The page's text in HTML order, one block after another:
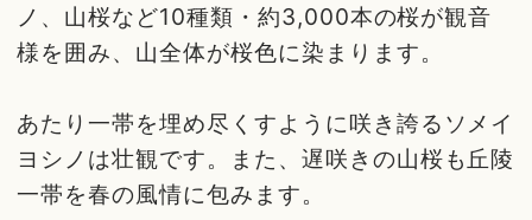
ノ、山桜など10種類・約3,000本の桜が観音
様を囲み、山全体が桜色に染まります。
あたり一帯を埋め尽くすように咲き誇るソメイ
ヨシノは壮観です。また、遅咲きの山桜も丘陵
一帯を春の風情に包みます。